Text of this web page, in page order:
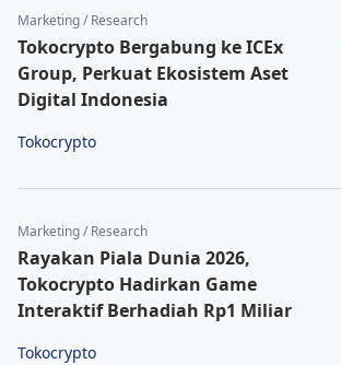
Marketing / Research
Tokocrypto Bergabung ke ICEx
Group, Perkuat Ekosistem Aset
Digital Indonesia
Tokocrypto
Marketing / Research
Rayakan Piala Dunia 2026,
Tokocrypto Hadirkan Game
Interaktif Berhadiah Rp1 Miliar
Tokocrypto